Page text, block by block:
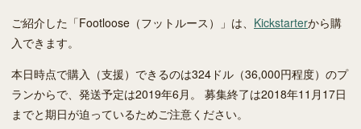
ご紹介した「Footloose（フットルース）」は、 Kickstarterから購
入できます。
本日時点で購入（支援）できるのは324ドル（36,000円程度）のプ
ランからで、発送予定は2019年6月。 募集終了は2018年11月17日
までと期日が迫っているためご注意ください。